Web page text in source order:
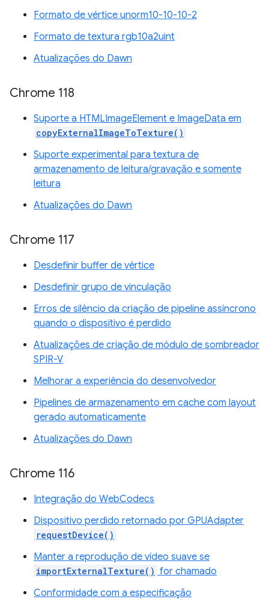
Formato de vértice unorm10-10-10-2
Formato de textura rgb10a2uint
Atualizações do Dawn
Chrome 118
Suporte a HTMLImageElement e ImageData em
copyExternalImageToTexture()
Suporte experimental para textura de
armazenamento de leitura/gravação e somente
leitura
Atualizações do Dawn
Chrome 117
Desdefinir buffer de vértice
Desdefinir grupo de vinculação
Erros de silêncio da criação de pipeline assíncrono
quando o dispositivo é perdido
Atualizações de criação de módulo de sombreador
SPIR-V
Melhorar a experiência do desenvolvedor
Pipelines de armazenamento em cache com layout
gerado automaticamente
Atualizações do Dawn
Chrome 116
Integração do WebCodecs
Dispositivo perdido retornado por GPUAdapter
requestDevice()
Manter a reprodução de vídeo suave se
importExternalTexture() for chamado
Conformidade com a especificação